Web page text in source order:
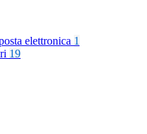
elettronica 1
19